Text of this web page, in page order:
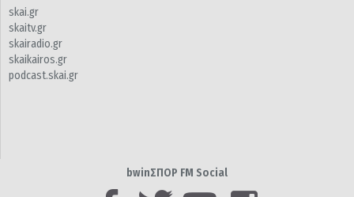
skai.gr
skaitv.gr
skairadio.gr
skaikairos.gr
podcast.skai.gr
bwinΣΠΟΡ FM Social